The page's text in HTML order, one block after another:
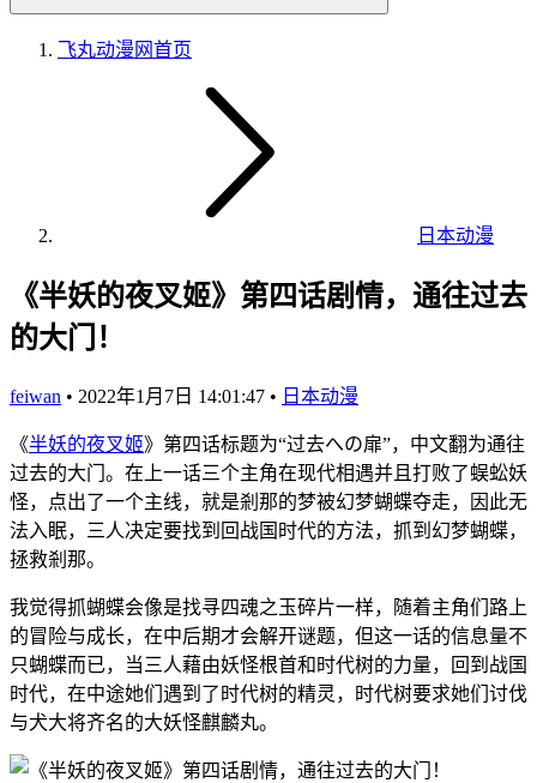
飞丸动漫网首页
日本动漫
《半妖的夜叉姬》第四话剧情，通往过去
的大门！
feiwan • 2022年1月7日 14:01:47 • 日本动漫
《半妖的夜叉姬》第四话标题为“过去への扉”，中文翻为通往
过去的大门。在上一话三个主角在现代相遇并且打败了蜈蚣妖
怪，点出了一个主线，就是剎那的梦被幻梦蝴蝶夺走，因此无
法入眠，三人决定要找到回战国时代的方法，抓到幻梦蝴蝶，
拯救剎那。
我觉得抓蝴蝶会像是找寻四魂之玉碎片一样，随着主角们路上
的冒险与成长，在中后期才会解开谜题，但这一话的信息量不
只蝴蝶而已，当三人藉由妖怪根首和时代树的力量，回到战国
时代，在中途她们遇到了时代树的精灵，时代树要求她们讨伐
与犬大将齐名的大妖怪麒麟丸。